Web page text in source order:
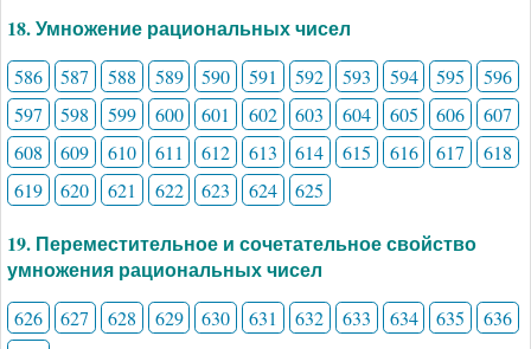
18. Умножение рациональных чисел
586 587 588 589 590 591 592 593 594 595
596
597
598 599 600 601 602 603 604 605 606
607
608
609 610 611 612 613 614 615 616 617
618
619
620 621 622 623 624 625
19. Переместительное и сочетательное свойство
умножения рациональных чисел
626 627 628 629 630 631 632 633 634 635
636